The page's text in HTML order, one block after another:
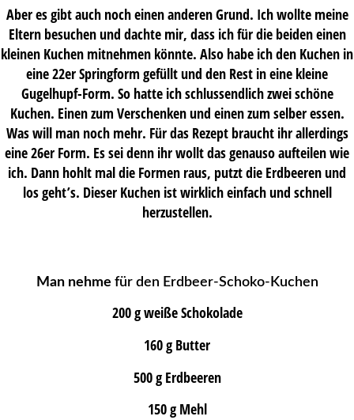
Aber es gibt auch noch einen anderen Grund. Ich wollte meine
Eltern besuchen und dachte mir, dass ich für die beiden einen
kleinen Kuchen mitnehmen könnte. Also habe ich den Kuchen in
eine 22er Springform gefüllt und den Rest in eine kleine
Gugelhupf-Form. So hatte ich schlussendlich zwei schöne
Kuchen. Einen zum Verschenken und einen zum selber essen.
Was will man noch mehr. Für das Rezept braucht ihr allerdings
eine 26er Form. Es sei denn ihr wollt das genauso aufteilen wie
ich. Dann hohlt mal die Formen raus, putzt die Erdbeeren und
los geht’s. Dieser Kuchen ist wirklich einfach und schnell
herzustellen.
Man nehme für den Erdbeer-Schoko-Kuchen
200 g weiße Schokolade
160 g Butter
500 g Erdbeeren
150 g Mehl